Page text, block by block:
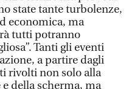
state tante turbolenze,
economica, ma
tutti potranno
Tanti gli eventi
a partire dagli
rivolti non solo alla
e della scherma, ma